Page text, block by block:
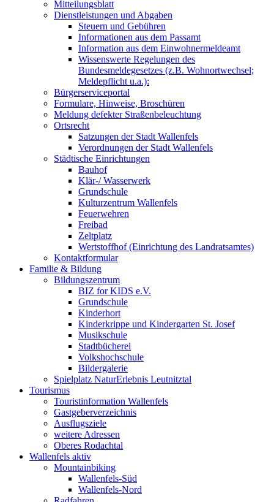
Mitteilungsblatt
Dienstleistungen und Abgaben
Steuern und Gebühren
Informationen aus dem Passamt
Information aus dem Einwohnermeldeamt
Wissenswerte Regelungen des
Bundesmeldegesetzes (z.B. Wohnortwechsel;
Meldepflicht u.a.):
Bürgerserviceportal
Formulare, Hinweise, Broschüren
Meldung defekter Straßenbeleuchtung
Ortsrecht
Satzungen der Stadt Wallenfels
Verordnungen der Stadt Wallenfels
Städtische Einrichtungen
Bauhof
Klär-/ Wasserwerk
Grundschule
Kulturzentrum Wallenfels
Feuerwehren
Freibad
Zeltplatz
Wertstoffhof (Einrichtung des Landratsamtes)
Kontaktformular
Familie & Bildung
Bildungszentrum
BIZ for KIDS e.V.
Grundschule
Kinderhort
Kinderkrippe und Kindergarten St. Josef
Musikschule
Stadtbücherei
Volkshochschule
Bildergalerie
Spielplatz NaturErlebnis Leutnitztal
Tourismus
Touristinformation Wallenfels
Gastgeberverzeichnis
Ausflugsziele
weitere Adressen
Oberes Rodachtal
Wallenfels aktiv
Mountainbiking
Wallenfels-Süd
Wallenfels-Nord